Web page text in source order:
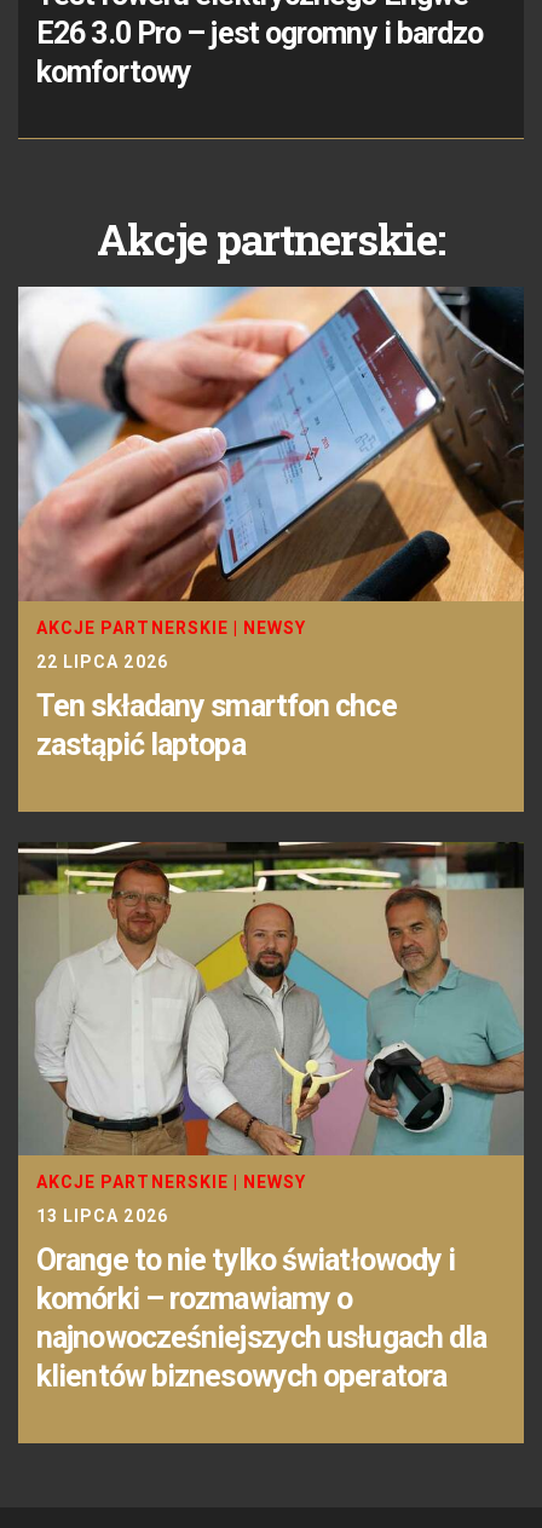
E26 3.0 Pro – jest ogromny i bardzo
komfortowy
Akcje partnerskie:
AKCJE PARTNERSKIE
NEWSY
22 LIPCA 2026
Ten składany smartfon chce
zastąpić laptopa
AKCJE PARTNERSKIE
NEWSY
13 LIPCA 2026
Orange to nie tylko światłowody i
komórki – rozmawiamy o
najnowocześniejszych usługach dla
klientów biznesowych operatora